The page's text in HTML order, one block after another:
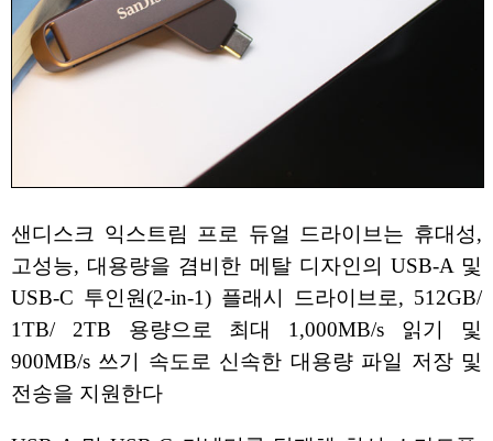
샌디스크 익스트림 프로 듀얼 드라이브는 휴대성,
고성능, 대용량을 겸비한 메탈 디자인의 USB-A 및
USB-C 투인원(2-in-1) 플래시 드라이브로, 512GB/
1TB/ 2TB 용량으로 최대 1,000MB/s 읽기 및
900MB/s 쓰기 속도로 신속한 대용량 파일 저장 및
전송을 지원한다